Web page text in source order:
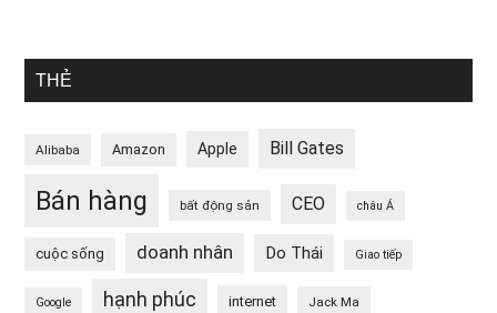
THẺ
Alibaba Amazon Apple Bill Gates
Bán hàng bất động sản CEO châu Á
cuộc sống doanh nhân Do Thái Giao tiếp
Google hạnh phúc internet Jack Ma